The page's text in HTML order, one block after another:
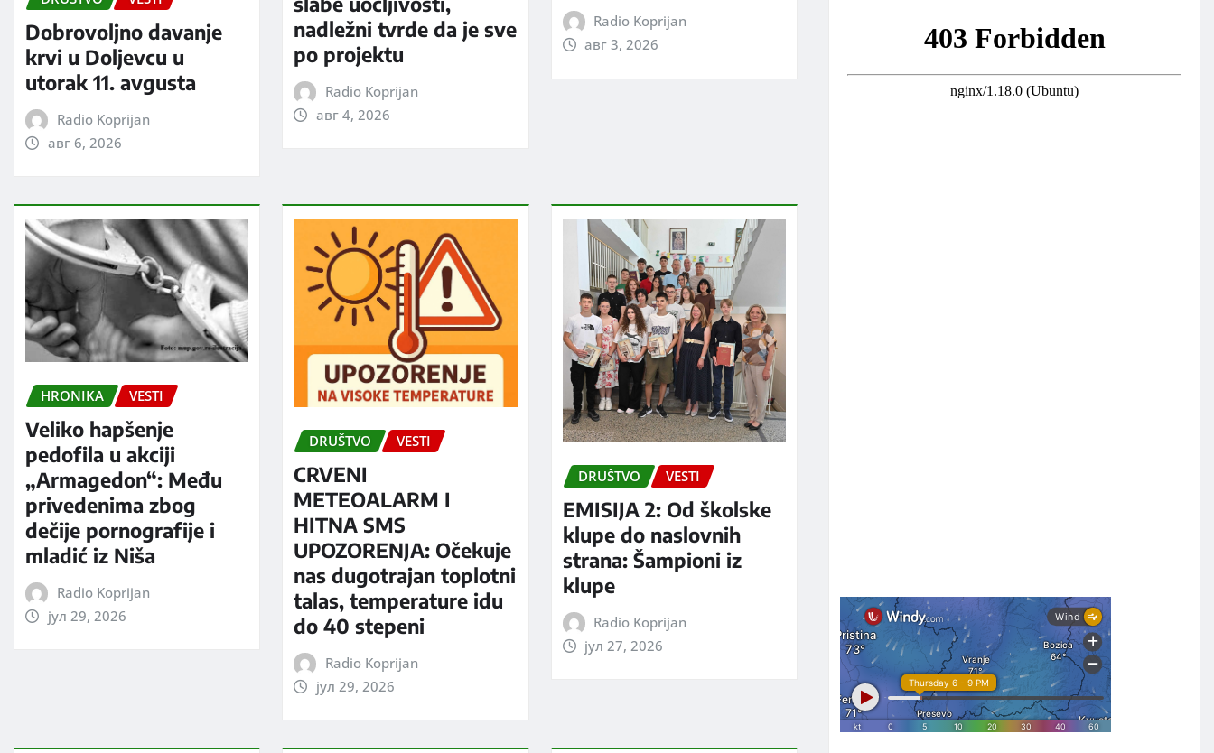
Dobrovoljno davanje
krvi u Doljevcu u
utorak 11. avgusta
Radio Koprijan
авг 6, 2026
nadležni tvrde da je sve
po projektu
Radio Koprijan
авг 4, 2026
Radio Koprijan
авг 3, 2026
HRONIKA VESTI
Veliko hapšenje
pedofila u akciji
„Armagedon“: Među
privedenima zbog
dečije pornografije i
mladić iz Niša
Radio Koprijan
јул 29, 2026
DRUŠTVO VESTI
CRVENI
METEOALARM I
HITNA SMS
UPOZORENJA: Očekuje
nas dugotrajan toplotni
talas, temperature idu
do 40 stepeni
Radio Koprijan
јул 29, 2026
DRUŠTVO VESTI
EMISIJA 2: Od školske
klupe do naslovnih
strana: Šampioni iz
klupe
Radio Koprijan
јул 27, 2026